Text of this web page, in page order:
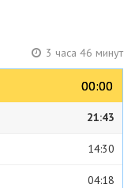
3 часа 46 минут
00:00
00:00
21:43
14:30
04:18